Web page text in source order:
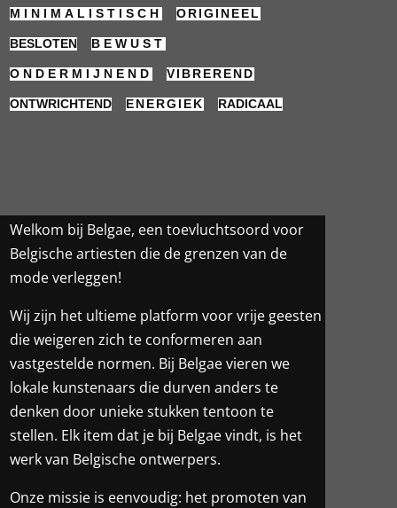
MINIMALISTISCH ORIGINEEL
BESLOTEN BEWUST
ONDERMIJNEND VIBREREND
ONTWRICHTEND ENERGIEK RADICAAL
Welkom bij Belgae, een toevluchtsoord voor
Belgische artiesten die de grenzen van de
mode verleggen!
Wij zijn het ultieme platform voor vrije geesten
die weigeren zich te conformeren aan
vastgestelde normen. Bij Belgae vieren we
lokale kunstenaars die durven anders te
denken door unieke stukken tentoon te
stellen. Elk item dat je bij Belgae vindt, is het
werk van Belgische ontwerpers.
Onze missie is eenvoudig: het promoten van